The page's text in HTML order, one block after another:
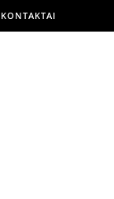
KONTAKTAI